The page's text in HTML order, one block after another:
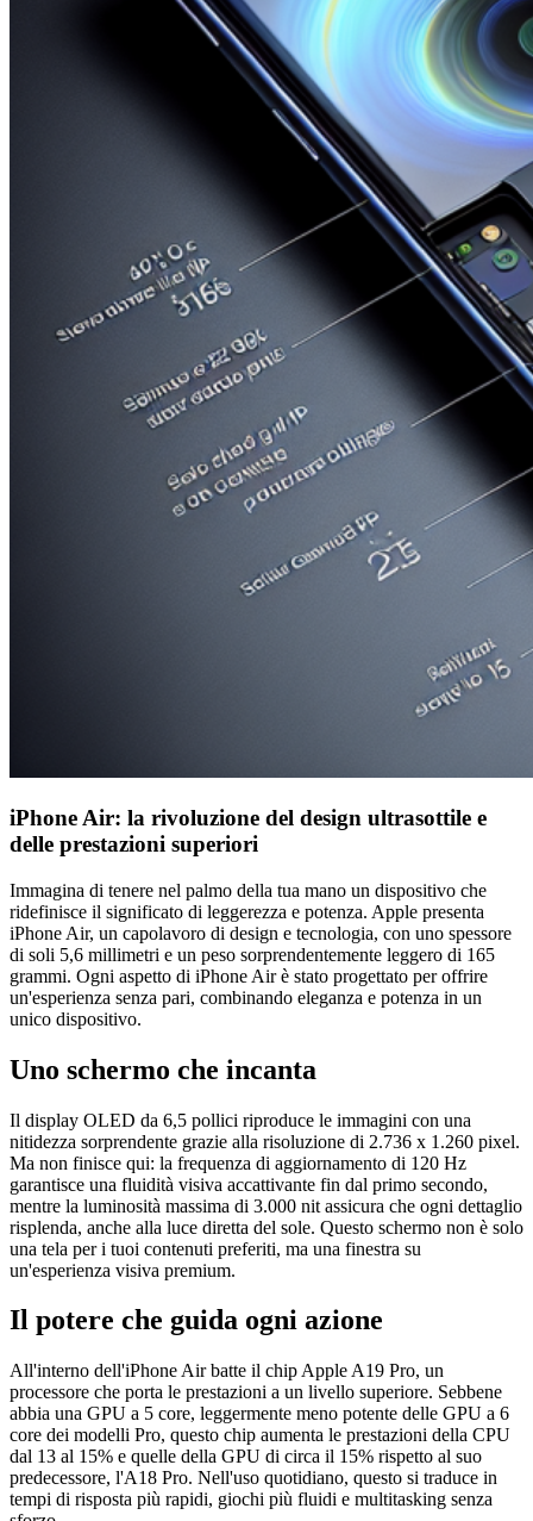
iPhone Air: la rivoluzione del design ultrasottile e
delle prestazioni superiori
Immagina di tenere nel palmo della tua mano un dispositivo che
ridefinisce il significato di leggerezza e potenza. Apple presenta
iPhone Air, un capolavoro di design e tecnologia, con uno spessore
di soli 5,6 millimetri e un peso sorprendentemente leggero di 165
grammi. Ogni aspetto di iPhone Air è stato progettato per offrire
un'esperienza senza pari, combinando eleganza e potenza in un
unico dispositivo.
Uno schermo che incanta
Il display OLED da 6,5 pollici riproduce le immagini con una
nitidezza sorprendente grazie alla risoluzione di 2.736 x 1.260 pixel.
Ma non finisce qui: la frequenza di aggiornamento di 120 Hz
garantisce una fluidità visiva accattivante fin dal primo secondo,
mentre la luminosità massima di 3.000 nit assicura che ogni dettaglio
risplenda, anche alla luce diretta del sole. Questo schermo non è solo
una tela per i tuoi contenuti preferiti, ma una finestra su
un'esperienza visiva premium.
Il potere che guida ogni azione
All'interno dell'iPhone Air batte il chip Apple A19 Pro, un
processore che porta le prestazioni a un livello superiore. Sebbene
abbia una GPU a 5 core, leggermente meno potente delle GPU a 6
core dei modelli Pro, questo chip aumenta le prestazioni della CPU
dal 13 al 15% e quelle della GPU di circa il 15% rispetto al suo
predecessore, l'A18 Pro. Nell'uso quotidiano, questo si traduce in
tempi di risposta più rapidi, giochi più fluidi e multitasking senza